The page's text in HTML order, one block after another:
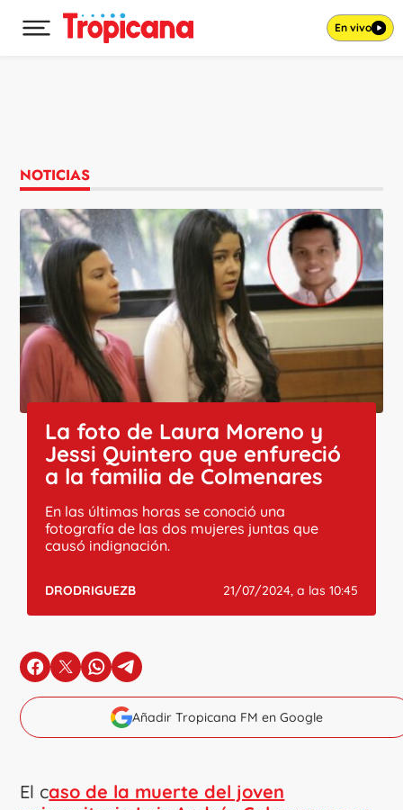
Desplegar menú principal En vivo
NOTICIAS
La foto de Laura Moreno y
Jessi Quintero que enfureció
a la familia de Colmenares
En las últimas horas se conoció una
fotografía de las dos mujeres juntas que
causó indignación.
DRODRIGUEZB 21/07/2024, a las 10:45
en Facebook
en Xen Whatsapp
en Telegram
Añadir Tropicana FM en Google
El caso de la muerte del joven